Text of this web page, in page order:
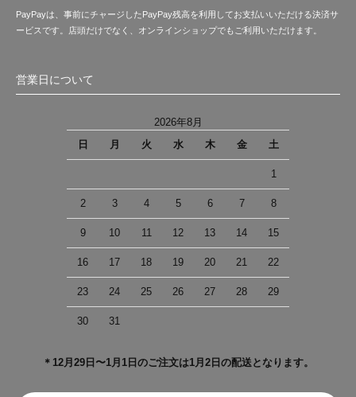
PayPayは、事前にチャージしたPayPay残高を利用してお支払いいただける決済サ
ービスです。店頭だけでなく、オンラインショップでもご利用いただけます。
営業日について
2026年8月
日
月 火 水 木 金 土
1
2 3 4 5 6 7 8
9 10 11 12 13 14 15
16 17 18 19 20 21 22
23 24 25 26 27 28 29
30 31
＊12月29日〜1月1日のご注文は1月2日の配送となります。